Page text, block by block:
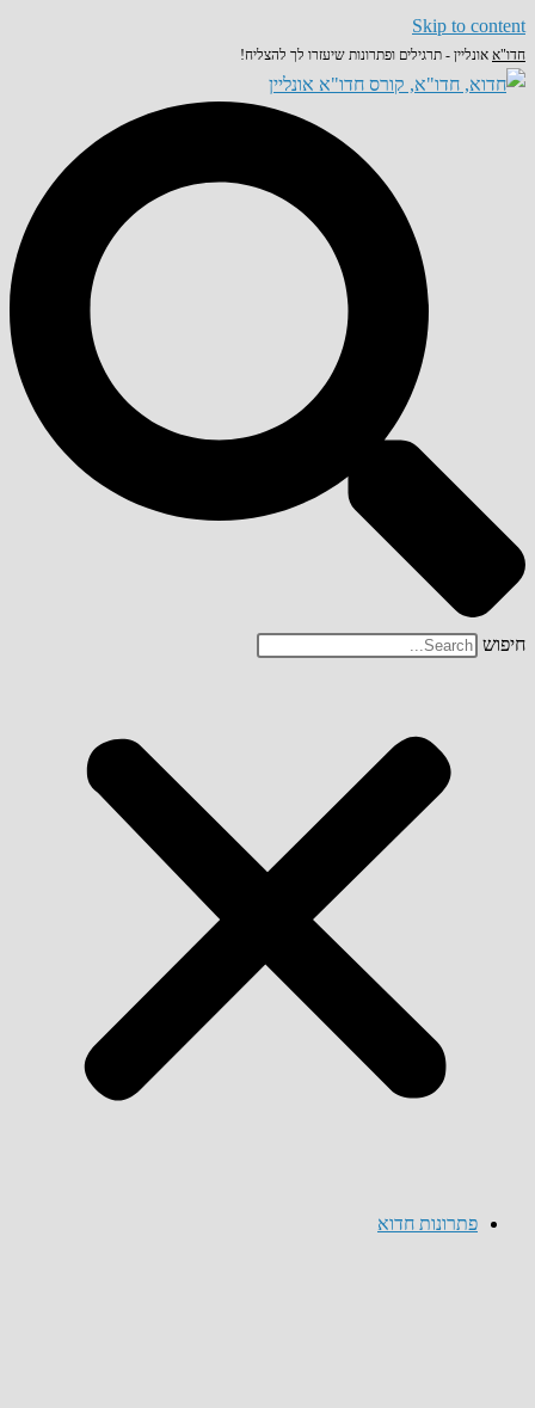
Skip to content
חדו"א אונליין - תרגילים ופתרונות שיעזרו לך להצליח!
חיפוש
פתרונות חדוא